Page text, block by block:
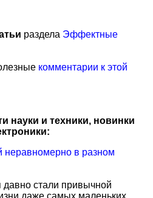
раздела Эффектные
комментарии к этой
науки и техники, новинки
неравномерно в разном
стали привычной
даже самых маленьких